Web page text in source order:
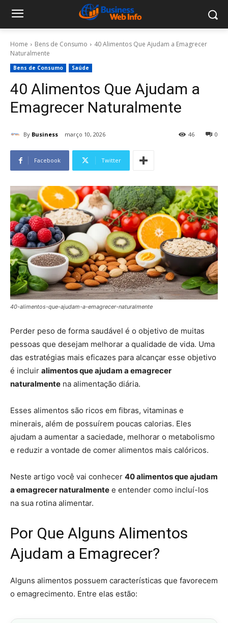
Home Bens de Consumo
40 Alimentos Que Ajudam a Emagrecer
Naturalmente
Bens de Consumo Saúde
40 Alimentos Que Ajudam a
Emagrecer Naturalmente
By Business março 10, 2026 0
46
Facebook Twitter
40-alimentos-que-ajudam-a-emagrecer-naturalmente
Perder peso de forma saudável é o objetivo de muitas
pessoas que desejam melhorar a qualidade de vida. Uma
das estratégias mais eficazes para alcançar esse objetivo
é incluir alimentos que ajudam a emagrecer
naturalmente na alimentação diária.
Esses alimentos são ricos em fibras, vitaminas e
minerais, além de possuírem poucas calorias. Eles
ajudam a aumentar a saciedade, melhorar o metabolismo
e reduzir a vontade de comer alimentos mais calóricos.
Neste artigo você vai conhecer 40 alimentos que ajudam
a emagrecer naturalmente e entender como incluí-los
na sua rotina alimentar.
Por Que Alguns Alimentos
Ajudam a Emagrecer?
Alguns alimentos possuem características que favorecem
o emagrecimento. Entre elas estão: